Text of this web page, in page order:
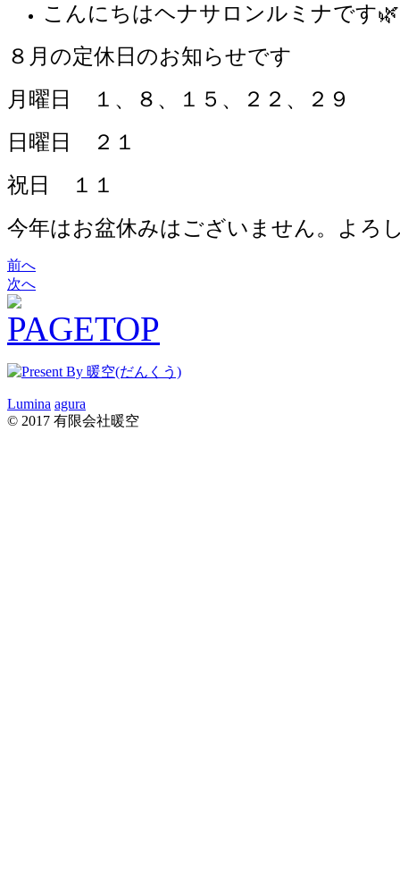
こんにちはヘナサロンルミナです🌿
８月の定休日のお知らせです
月曜日 １、８、１５、２２、２９
日曜日 ２１
祝日 １１
今年はお盆休みはございません。よろ
前へ
次へ
Lumina agura
© 2017 有限会社暖空